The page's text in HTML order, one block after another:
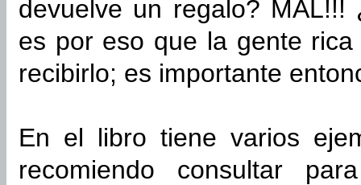
devuelve un regalo?
es por eso que la gente
recibirlo; es importante
En el libro tiene varios
recomiendo consultar